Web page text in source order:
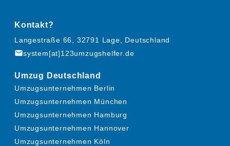
Kontakt?
Langestraße 66, 32791 Lage, Deutschland
mailsystem[at]123umzugshelfer.de
Umzug Deutschland
Umzugsunternehmen Berlin
Umzugsunternehmen München
Umzugsunternehmen Hamburg
Umzugsunternehmen Hannover
Umzugsunternehmen Köln